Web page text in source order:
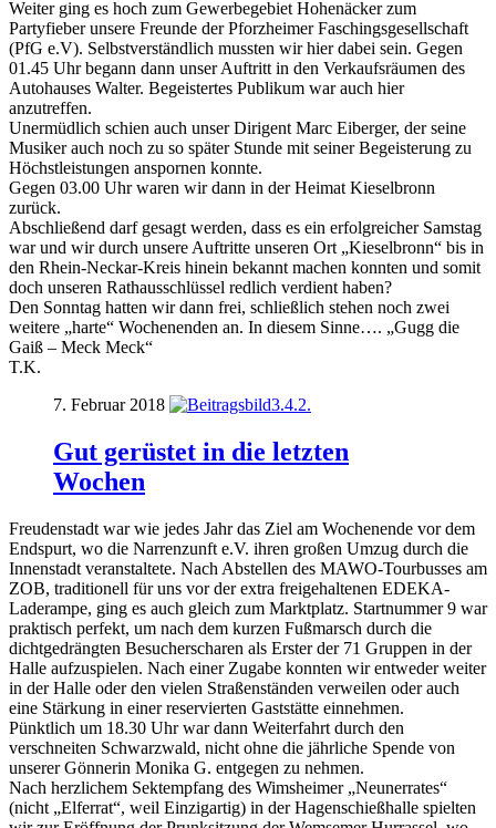
Weiter ging es hoch zum Gewerbegebiet Hohenäcker zum
Partyfieber unsere Freunde der Pforzheimer Faschingsgesellschaft
(PfG e.V). Selbstverständlich mussten wir hier dabei sein. Gegen
01.45 Uhr begann dann unser Auftritt in den Verkaufsräumen des
Autohauses Walter. Begeistertes Publikum war auch hier
anzutreffen.
Unermüdlich schien auch unser Dirigent Marc Eiberger, der seine
Musiker auch noch zu so später Stunde mit seiner Begeisterung zu
Höchstleistungen anspornen konnte.
Gegen 03.00 Uhr waren wir dann in der Heimat Kieselbronn
zurück.
Abschließend darf gesagt werden, dass es ein erfolgreicher Samstag
war und wir durch unsere Auftritte unseren Ort „Kieselbronn“ bis in
den Rhein-Neckar-Kreis hinein bekannt machen konnten und somit
doch unseren Rathausschlüssel redlich verdient haben?
Den Sonntag hatten wir dann frei, schließlich stehen noch zwei
weitere „harte“ Wochenenden an. In diesem Sinne…. „Gugg die
Gaiß – Meck Meck“
T.K.
7. Februar 2018
Gut gerüstet in die letzten
Wochen
Freudenstadt war wie jedes Jahr das Ziel am Wochenende vor dem
Endspurt, wo die Narrenzunft e.V. ihren großen Umzug durch die
Innenstadt veranstaltete. Nach Abstellen des MAWO-Tourbusses am
ZOB, traditionell für uns vor der extra freigehaltenen EDEKA-
Laderampe, ging es auch gleich zum Marktplatz. Startnummer 9 war
praktisch perfekt, um nach dem kurzen Fußmarsch durch die
dichtgedrängten Besucherscharen als Erster der 71 Gruppen in der
Halle aufzuspielen. Nach einer Zugabe konnten wir entweder weiter
in der Halle oder den vielen Straßenständen verweilen oder auch
eine Stärkung in einer reservierten Gaststätte einnehmen.
Pünktlich um 18.30 Uhr war dann Weiterfahrt durch den
verschneiten Schwarzwald, nicht ohne die jährliche Spende von
unserer Gönnerin Monika G. entgegen zu nehmen.
Nach herzlichem Sektempfang des Wimsheimer „Neunerrates“
(nicht „Elferrat“, weil Einzigartig) in der Hagenschießhalle spielten